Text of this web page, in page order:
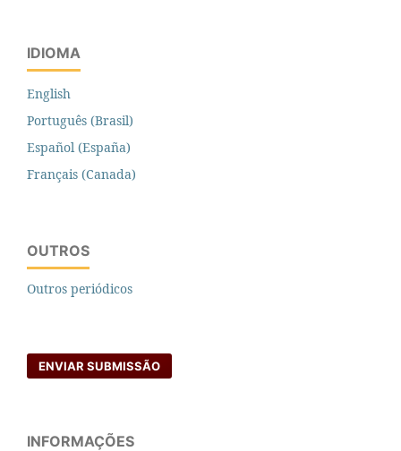
IDIOMA
English
Português (Brasil)
Español (España)
Français (Canada)
OUTROS
Outros periódicos
ENVIAR SUBMISSÃO
INFORMAÇÕES